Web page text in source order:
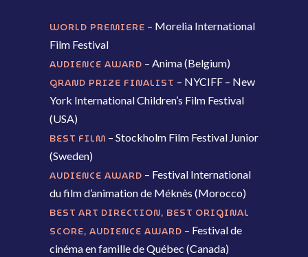
WORLD PREMIERE – Morelia International
Film Festival
AUDIENCE AWARD – Anima (Belgium)
GRAND PRIZE FINALIST – NYCIFF – New
York International Children’s Film Festival
(USA)
BEST FILM – Stockholm Film Festival Junior
(Sweden)
AUDIENCE AWARD – Festival International
du film d’animation de Méknès (Morocco)
BEST ART DIRECTION, BEST ORIGINAL
SCORE, AUDIENCE AWARD – Festival de
cinéma en famille de Québec (Canada)